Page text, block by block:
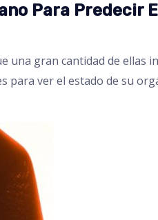
Para Predecir
una gran cantidad de ellas
para ver el estado de su